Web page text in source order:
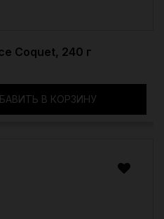
Coquet, 240 г
В КОРЗИНУ